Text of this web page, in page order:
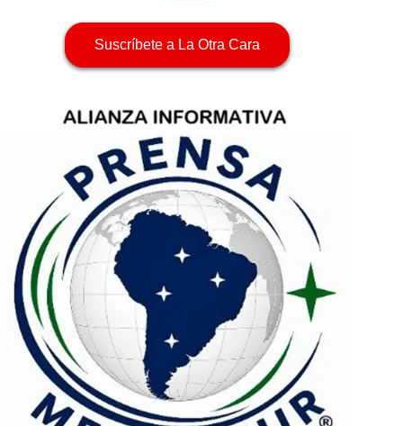
Suscríbete a La Otra Cara